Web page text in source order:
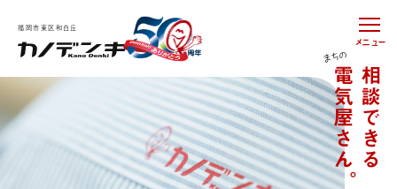
メニュー
福岡市東区和白丘